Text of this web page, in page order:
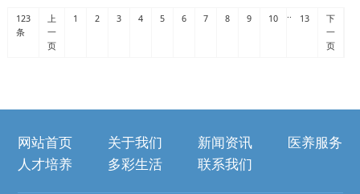
123
条
上
一
页
1 2 3 4 5 6 7 8 9 10 .. 13
下
一
页
网站首页 关于我们 新闻资讯
医养服务
人才培养
多彩生活 联系我们